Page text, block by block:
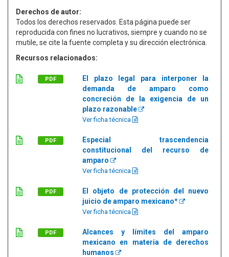
Derechos de autor:
Todos los derechos reservados. Esta página puede ser
reproducida con fines no lucrativos, siempre y cuando no se
mutile, se cite la fuente completa y su dirección electrónica.
Recursos relacionados:
PDF
El plazo legal para interponer la
demanda de amparo como
concreción de la exigencia de un
plazo razonable
Ver ficha técnica
PDF
Especial trascendencia
constitucional del recurso de
amparo
Ver ficha técnica
PDF
El objeto de protección del nuevo
juicio de amparo mexicano*
Ver ficha técnica
PDF
Alcances y límites del amparo
mexicano en materia de derechos
humanos